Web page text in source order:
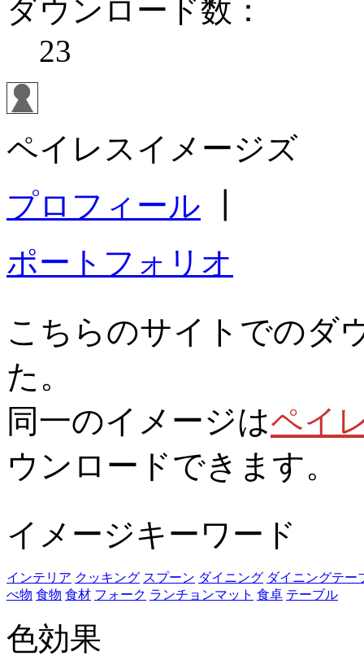
ダウンロード数：
23
ペイレスイメージズ
プロフィール
ポートフォリオ
こちらのサイトでのダ
た。
同一のイメージはペイ
ウンロードできます。
イメージキーワード
インテリア クッキング スプーン ダイニング ダイニングテー
べ物 食物 食材 フォーク ランチョンマット 食卓 テーブル
色効果